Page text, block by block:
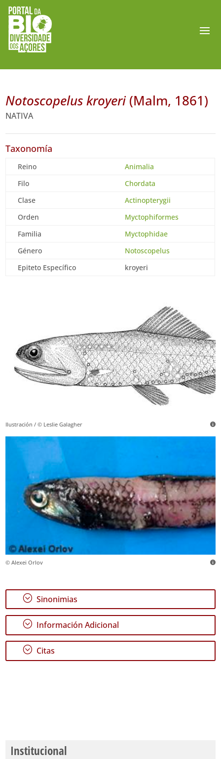
Notoscopelus kroyeri(Malm, 1861)
NATIVA
Taxonomía
Reino
Animalia
Filo
Chordata
Clase
Actinopterygii
Orden
Myctophiformes
Familia
Myctophidae
Género
Notoscopelus
Epiteto Específico
kroyeri
Ilustración / © Leslie Galagher
© Alexei Orlov
; Sinonimias
; Información Adicional
; Citas
Institucional